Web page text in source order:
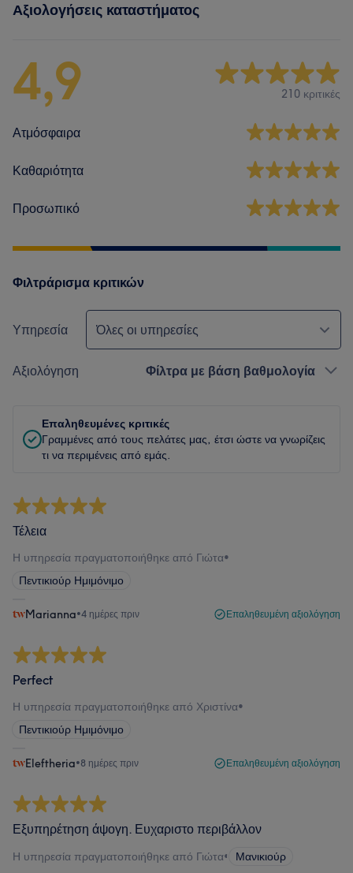
Αξιολογήσεις καταστήματος
4,9 210 κριτικές
Ατμόσφαιρα
Καθαριότητα
Προσωπικό
Φιλτράρισμα κριτικών
Υπηρεσία Όλες οι υπηρεσίες
Αξιολόγηση Φίλτρα με βάση βαθμολογία
Επαληθευμένες κριτικές
Γραμμένες από τους πελάτες μας, έτσι ώστε να γνωρίζεις
τι να περιμένεις από εμάς.
Τέλεια
Η υπηρεσία πραγματοποιήθηκε από Γιώτα•
Πεντικιούρ Ημιμόνιμο
Marianna•4 ημέρες πριν Επαληθευμένη αξιολόγηση
Perfect
Η υπηρεσία πραγματοποιήθηκε από Χριστίνα•
Πεντικιούρ Ημιμόνιμο
Eleftheria•8 ημέρες πριν Επαληθευμένη αξιολόγηση
Εξυπηρέτηση άψογη. Ευχαριστο περιβάλλον
Η υπηρεσία πραγματοποιήθηκε από Γιώτα• Μανικιούρ